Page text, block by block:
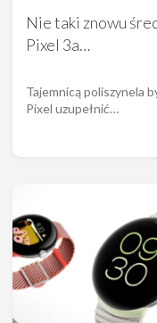
Nie taki znowu
Pixel 3a…
Tajemnicą poliszynela
Pixel uzupełnić…